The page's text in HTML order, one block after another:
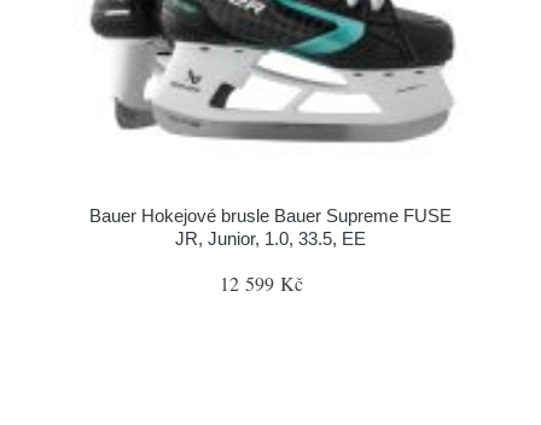
Bauer Hokejové brusle Bauer Supreme FUSE
JR, Junior, 1.0, 33.5, EE
12 599 Kč